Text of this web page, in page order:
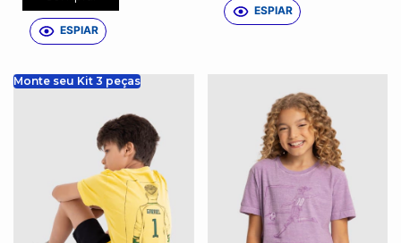
ESPIAR
ESPIAR
Monte seu Kit 3 peças